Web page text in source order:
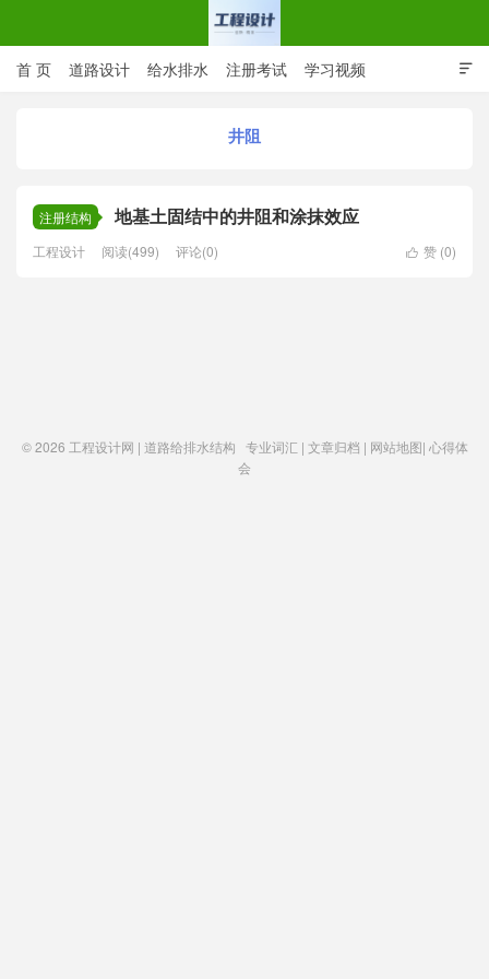

首 页 道路设计 给水排水 注册考试 学习视频
井阻
注册结构 地基土固结中的井阻和涂抹效应
 赞 (0)
工程设计 阅读(499) 评论(0)
© 2026 工程设计网 | 道路给排水结构 专业词汇 | 文章归档 | 网站地图| 心得体
会